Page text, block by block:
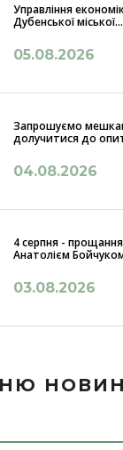
Управління
Дубенської міської...
05.08.2026
Запрошуємо
долучитися до
04.08.2026
4 серпня -
Анатолієм
03.08.2026
НОВИН